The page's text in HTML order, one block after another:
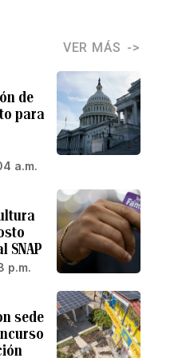
VER MÁS
de
para
a.m.
SNAP
p.m.
sede